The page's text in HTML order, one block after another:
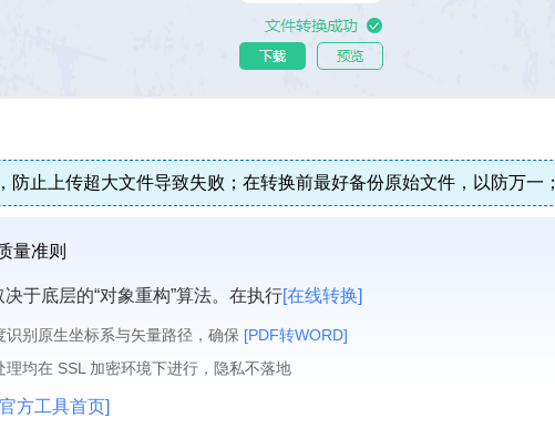
防止上传超大文件导致失败；在转换前最好备份原始文件，以防万一；
量准则
于底层的“对象重构”算法。在执行[在线转换]
别原生坐标系与矢量路径，确保 [PDF转WORD]
均在 SSL 加密环境下进行，隐私不落地
方工具首页]